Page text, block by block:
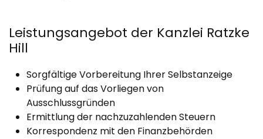
Leistungsangebot der Kanzlei Ratzke
Hill
Sorgfältige Vorbereitung Ihrer Selbstanzeige
Prüfung auf das Vorliegen von
Ausschlussgründen
Ermittlung der nachzuzahlenden Steuern
Korrespondenz mit den Finanzbehörden